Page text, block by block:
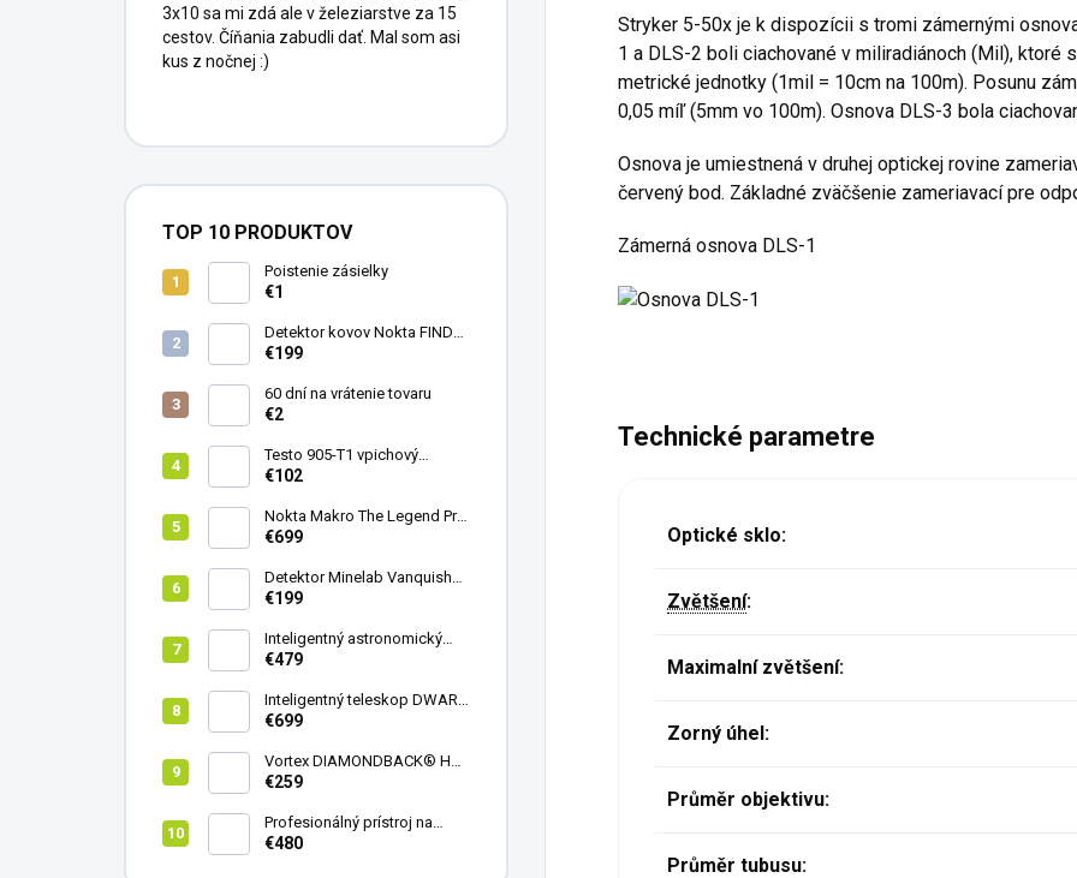
3x10 sa mi zdá ale v železiarstve za 15
cestov. Číňania zabudli dať. Mal som asi
kus z nočnej :)
TOP 10 PRODUKTOV
Poistenie zásielky
€1
Detektor kovov Nokta FINDX
Pro
€199
60 dní na vrátenie tovaru
€2
Testo 905-T1 vpichový
teplomer
€102
Nokta Makro The Legend Pro
Pack - model 2024
€699
Detektor Minelab Vanquish
340
€199
Inteligentný astronomický
teleskop DwarfLab Dwarf
€479
Inteligentný teleskop DWARF
III + originálny statív DWARF 3
€699
Vortex DIAMONDBACK® HD
8X42
€259
Profesionálný prístroj na
vedenie vŕtania Laserliner
€480
Stryker 5-50x je k dispozícii s tromi zámernými
1 a DLS-2 boli ciachované v miliradiánoch (Mil), ktoré
metrické jednotky (1mil = 10cm na 100m). Posunu
0,05 míľ (5mm vo 100m). Osnova DLS-3 bola
Osnova je umiestnená v druhej optickej rovine
červený bod. Základné zväčšenie zameriavací pre
Zámerná osnova DLS-1
Technické parametre
Optické sklo:
Zvětšení:
Maximalní zvětšení:
Zorný úhel:
Průměr objektivu:
Průměr tubusu: